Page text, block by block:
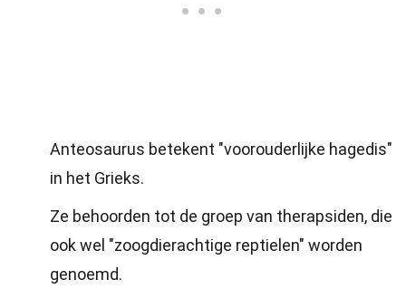
Anteosaurus betekent "voorouderlijke hagedis"
in het Grieks.
Ze behoorden tot de groep van therapsiden, die
ook wel "zoogdierachtige reptielen" worden
genoemd.